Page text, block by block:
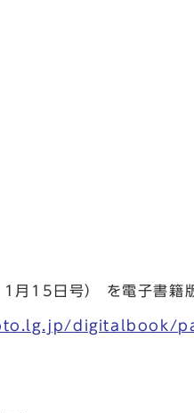
月15日号） を電子書籍
digitalbook/